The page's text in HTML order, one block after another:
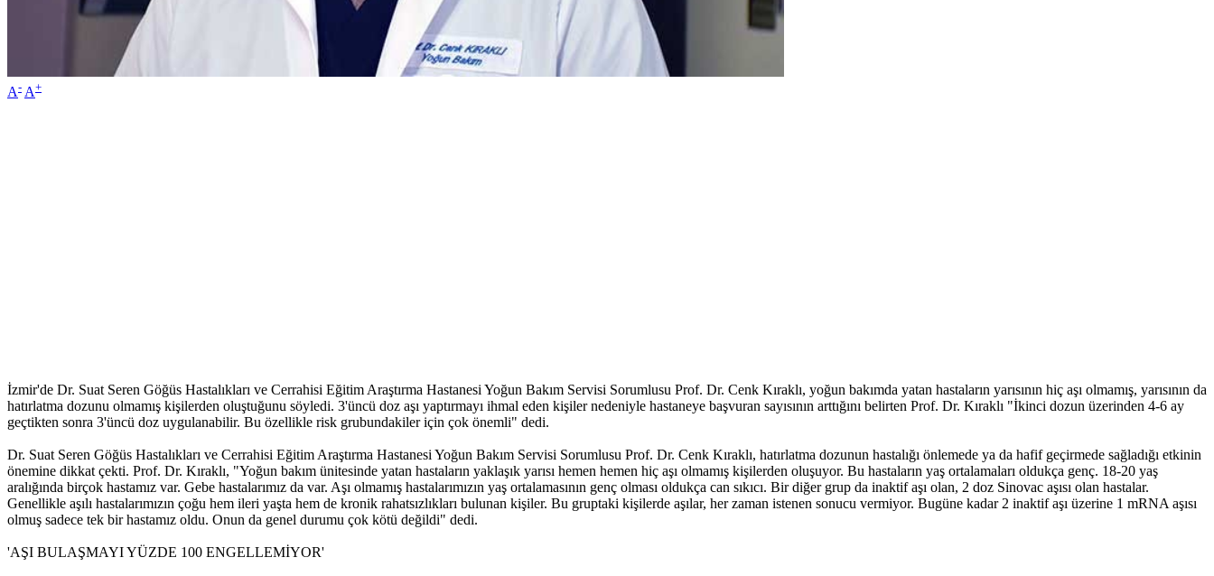
A- A+
İzmir'de Dr. Suat Seren Göğüs Hastalıkları ve Cerrahisi Eğitim Araştırma Hastanesi Yoğun Bakım Servisi Sorumlusu Prof. Dr. Cenk Kıraklı, yoğun bakımda yatan hastaların yarısının hiç aşı olmamış, yarısının da
hatırlatma dozunu olmamış kişilerden oluştuğunu söyledi. 3'üncü doz aşı yaptırmayı ihmal eden kişiler nedeniyle hastaneye başvuran sayısının arttığını belirten Prof. Dr. Kıraklı "İkinci dozun üzerinden 4-6 ay
geçtikten sonra 3'üncü doz uygulanabilir. Bu özellikle risk grubundakiler için çok önemli" dedi.
Dr. Suat Seren Göğüs Hastalıkları ve Cerrahisi Eğitim Araştırma Hastanesi Yoğun Bakım Servisi Sorumlusu Prof. Dr. Cenk Kıraklı, hatırlatma dozunun hastalığı önlemede ya da hafif geçirmede sağladığı etkinin
önemine dikkat çekti. Prof. Dr. Kıraklı, "Yoğun bakım ünitesinde yatan hastaların yaklaşık yarısı hemen hemen hiç aşı olmamış kişilerden oluşuyor. Bu hastaların yaş ortalamaları oldukça genç. 18-20 yaş
aralığında birçok hastamız var. Gebe hastalarımız da var. Aşı olmamış hastalarımızın yaş ortalamasının genç olması oldukça can sıkıcı. Bir diğer grup da inaktif aşı olan, 2 doz Sinovac aşısı olan hastalar.
Genellikle aşılı hastalarımızın çoğu hem ileri yaşta hem de kronik rahatsızlıkları bulunan kişiler. Bu gruptaki kişilerde aşılar, her zaman istenen sonucu vermiyor. Bugüne kadar 2 inaktif aşı üzerine 1 mRNA aşısı
olmuş sadece tek bir hastamız oldu. Onun da genel durumu çok kötü değildi" dedi.
'AŞI BULAŞMAYI YÜZDE 100 ENGELLEMİYOR'